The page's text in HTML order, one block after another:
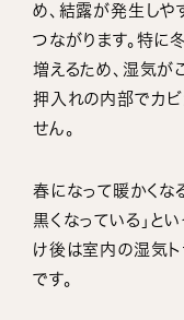
め、結露が発生しや
つながります。特に
増えるため、湿気が
押入れの内部でカビ
せん。
春になって暖かくな
黒くなっている」と
け後は室内の湿気
です。